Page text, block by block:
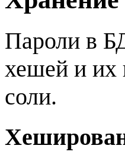
Пароли в
хешей и их
соли.